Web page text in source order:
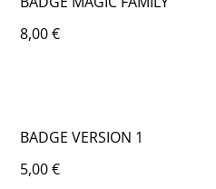
8,00 €
BADGE VERSION 1
5,00 €